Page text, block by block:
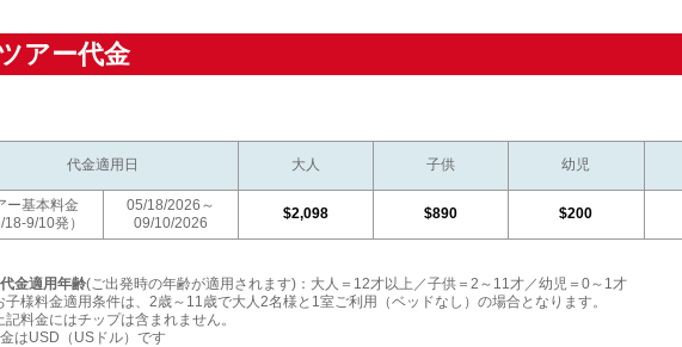
アー代金
代金適用日 大人 子供 幼児
ー基本料金
18-9/10発）
05/18/2026～
09/10/2026
$2,098 $890 $200
金適用年齢(ご出発時の年齢が適用されます)：大人＝12才以上／子供＝2～11才／幼児＝0～1才
子様料金適用条件は、2歳～11歳で大人2名様と1室ご利用（ベッドなし）の場合となります。
記料金にはチップは含まれません。
はUSD（USドル）です